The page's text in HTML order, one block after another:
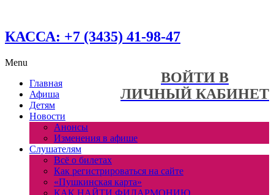
КАССА: +7 (3435) 41-98-47
ВОЙТИ В
ЛИЧНЫЙ КАБИНЕТ
Menu
Главная
Афиша
Детям
Новости
Анонсы
Изменения в афише
Слушателям
Всё о билетах
Как регистрироваться на сайте
«Пушкинская карта»